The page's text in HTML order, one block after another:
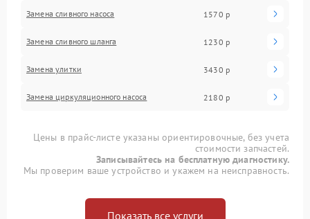
Замена сливного насоса 1570 р
Замена сливного шланга 1230 р
Замена улитки 3430 р
Замена циркуляционного насоса 2180 р
Цены в прайс-листе указаны ориентировочные, без учета
стоимости запчастей.
Записывайтесь на бесплатную диагностику.
Мы проверим ваше устройство и укажем на неисправность.
Показать все услуги